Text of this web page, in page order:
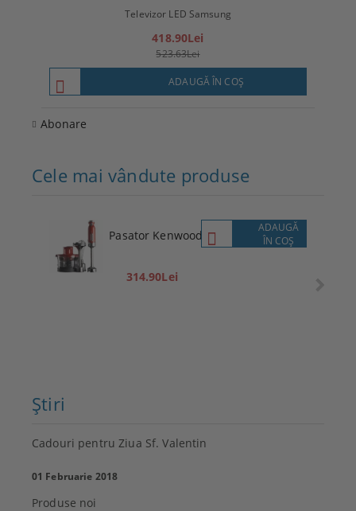
Televizor LED Samsung
418.90Lei
523.63Lei
ADAUGĂ ÎN COŞ
Abonare
Cele mai vândute produse
Pasator Kenwood
314.90Lei
ADAUGĂ
ÎN COŞ
Ştiri
Cadouri pentru Ziua Sf. Valentin
01 Februarie 2018
Produse noi